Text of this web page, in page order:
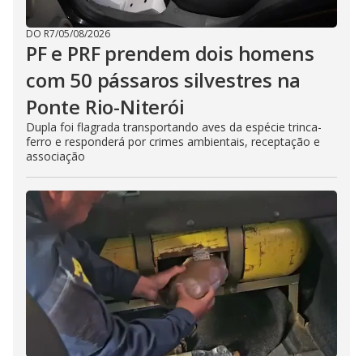
DO R7/05/08/2026
PF e PRF prendem dois homens
com 50 pássaros silvestres na
Ponte Rio-Niterói
Dupla foi flagrada transportando aves da espécie trinca-
ferro e responderá por crimes ambientais, receptação e
associação